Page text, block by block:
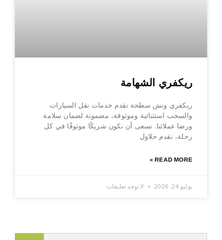
ريكفري الشهامة
ريكفري ونش سطحة نقدم خدمات نقل السيارات
والسحب استثنائية وموثوقة، مضمونة لضمان سلامة
ورضا عملائنا. نسعى أن نكون شريكًا موثوقًا في كل
رحلة، نقدم حلاول
READ MORE »
يوليو 24, 2026 لا توجد تعليقات